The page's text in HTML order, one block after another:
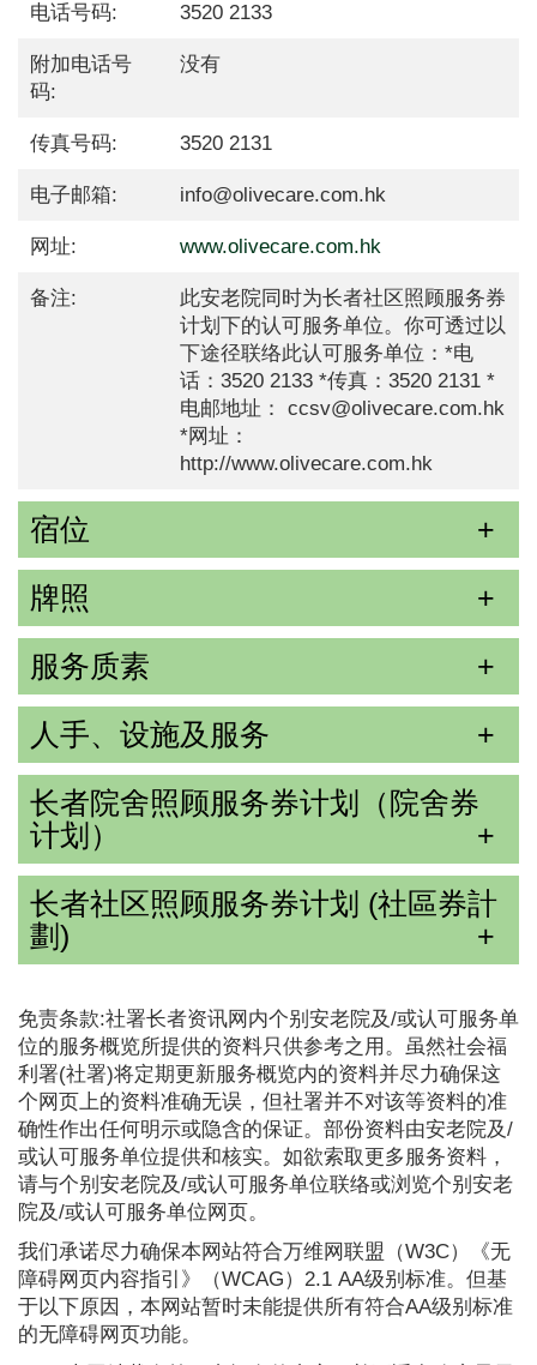
电话号码: 3520 2133
附加电话号
码:
没有
传真号码: 3520 2131
电子邮箱: info@olivecare.com.hk
网址: www.olivecare.com.hk
备注:
此安老院同时为长者社区照顾服务券
计划下的认可服务单位。你可透过以
下途径联络此认可服务单位：*电
话：3520 2133 *传真：3520 2131 *
电邮地址： ccsv@olivecare.com.hk
*网址：
http://www.olivecare.com.hk
宿位
牌照
服务质素
人手、设施及服务
长者院舍照顾服务券计划（院舍券
计划）
长者社区照顾服务券计划 (社區券計
劃)
免责条款:社署长者资讯网内个别安老院及/或认可服务单
位的服务概览所提供的资料只供参考之用。虽然社会福
利署(社署)将定期更新服务概览内的资料并尽力确保这
个网页上的资料准确无误，但社署并不对该等资料的准
确性作出任何明示或隐含的保证。部份资料由安老院及/
或认可服务单位提供和核实。如欲索取更多服务资料，
请与个别安老院及/或认可服务单位联络或浏览个别安老
院及/或认可服务单位网页。
我们承诺尽力确保本网站符合万维网联盟（W3C）《无
障碍网页内容指引》（WCAG）2.1 AA级别标准。但基
于以下原因，本网站暂时未能提供所有符合AA级别标准
的无障碍网页功能。